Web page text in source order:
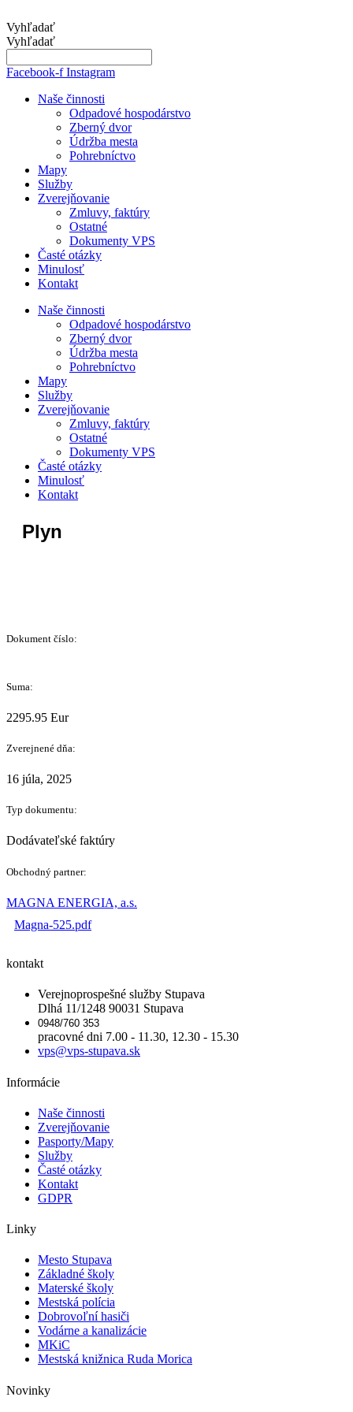
na
obsah
Vyhľadať
Vyhľadať
Facebook-f Instagram
Naše činnosti
Odpadové hospodárstvo
Zberný dvor
Údržba mesta
Pohrebníctvo
Mapy
Služby
Zverejňovanie
Zmluvy, faktúry
Ostatné
Dokumenty VPS
Časté otázky
Minulosť
Kontakt
Naše činnosti
Odpadové hospodárstvo
Zberný dvor
Údržba mesta
Pohrebníctvo
Mapy
Služby
Zverejňovanie
Zmluvy, faktúry
Ostatné
Dokumenty VPS
Časté otázky
Minulosť
Kontakt
Plyn
Dokument číslo:
Suma:
2295.95 Eur
Zverejnené dňa:
16 júla, 2025
Typ dokumentu:
Dodávateľské faktúry
Obchodný partner:
MAGNA ENERGIA, a.s.
Magna-525.pdf
kontakt
Verejnoprospešné služby Stupava
Dlhá 11/1248 90031 Stupava
0948/760 353
pracovné dni 7.00 - 11.30, 12.30 - 15.30
vps@vps-stupava.sk
Informácie
Naše činnosti
Zverejňovanie
Pasporty/Mapy
Služby
Časté otázky
Kontakt
GDPR
Linky
Mesto Stupava
Základné školy
Materské školy
Mestská polícia
Dobrovoľní hasiči
Vodárne a kanalizácie
MKiC
Mestská knižnica Ruda Morica
Novinky